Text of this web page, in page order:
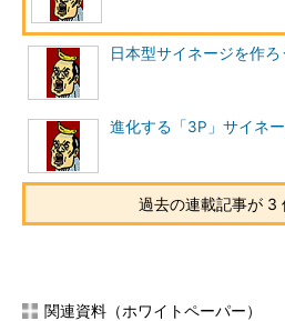
競争力は高くない。収入の海外・国
リカの17％に遠く及ばない。政府は
までに1兆円拡大する意向だが、道筋
い。
クールジャパン？
ゲームにしても、ビジネスの主戦
したテレビゲームからパソコン上の
POPに地位を奪われている。
日本型サイネージを作ろ
進化する「3P」サイネ
過去の連載記事が 3
関連資料（ホワイトペーパー）